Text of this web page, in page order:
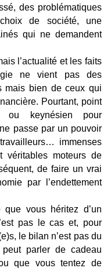
des problématiques
de société, une
qui ne demandent
l’actualité et les faits
ne vient pas des
mais bien de ceux qui
Pourtant, point
ou keynésien pour
passe par un pouvoir
immenses
véritables moteurs de
de faire un vrai
par l’endettement
vous héritez d’un
pas le cas et, pour
le bilan n’est pas du
parler de cadeau
que vous tentez de